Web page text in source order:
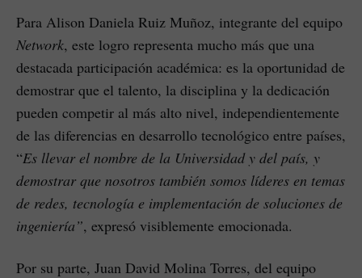
Para Alison Daniela Ruiz Muñoz, integrante del equipo
Network, este logro representa mucho más que una
destacada participación académica: es la oportunidad de
demostrar que el talento, la disciplina y la dedicación
pueden competir al más alto nivel, independientemente
de las diferencias en desarrollo tecnológico entre países,
“Es llevar el nombre de la Universidad y del país, y
demostrar que nosotros también somos líderes en temas
de redes, tecnología e implementación de soluciones de
ingeniería”, expresó visiblemente emocionada.
Por su parte, Juan David Molina Torres, del equipo